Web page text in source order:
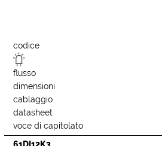
codice
flusso
dimensioni
cablaggio
datasheet
voce di capitolato